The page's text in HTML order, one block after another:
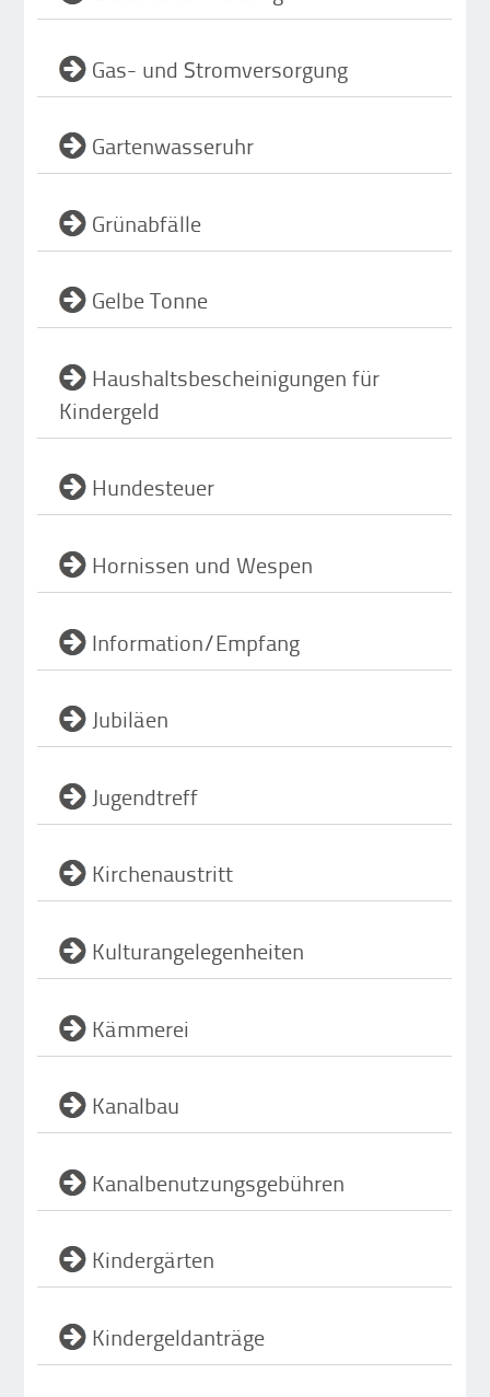
Gas- und Stromversorgung
Gartenwasseruhr
Grünabfälle
Gelbe Tonne
Haushaltsbescheinigungen für
Kindergeld
Hundesteuer
Hornissen und Wespen
Information/Empfang
Jubiläen
Jugendtreff
Kirchenaustritt
Kulturangelegenheiten
Kämmerei
Kanalbau
Kanalbenutzungsgebühren
Kindergärten
Kindergeldanträge